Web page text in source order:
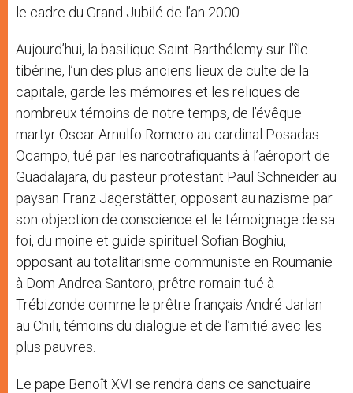
le cadre du Grand Jubilé de l’an 2000.
Aujourd’hui, la basilique Saint-Barthélemy sur l’île
tibérine, l’un des plus anciens lieux de culte de la
capitale, garde les mémoires et les reliques de
nombreux témoins de notre temps, de l’évêque
martyr Oscar Arnulfo Romero au cardinal Posadas
Ocampo, tué par les narcotrafiquants à l’aéroport de
Guadalajara, du pasteur protestant Paul Schneider au
paysan Franz Jägerstätter, opposant au nazisme par
son objection de conscience et le témoignage de sa
foi, du moine et guide spirituel Sofian Boghiu,
opposant au totalitarisme communiste en Roumanie
à Dom Andrea Santoro, prêtre romain tué à
Trébizonde comme le prêtre français André Jarlan
au Chili, témoins du dialogue et de l’amitié avec les
plus pauvres.
Le pape Benoît XVI se rendra dans ce sanctuaire